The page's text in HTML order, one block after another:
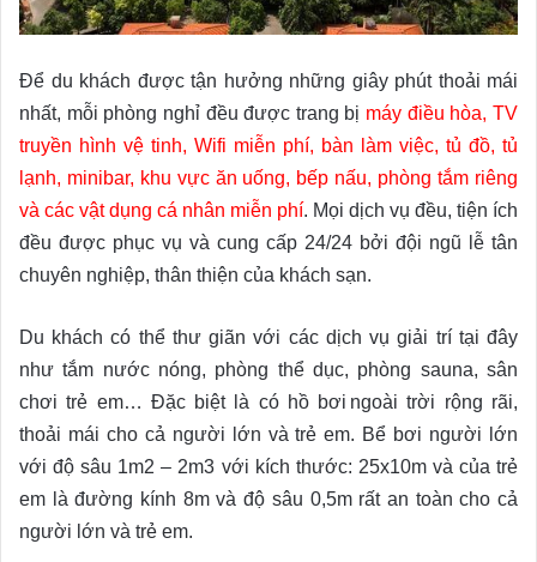
Để du khách được tận hưởng những giây phút thoải mái
nhất, mỗi phòng nghỉ đều được trang bị máy điều hòa, TV
truyền hình vệ tinh, Wifi miễn phí, bàn làm việc, tủ đồ, tủ
lạnh, minibar, khu vực ăn uống, bếp nấu, phòng tắm riêng
và các vật dụng cá nhân miễn phí. Mọi dịch vụ đều, tiện ích
đều được phục vụ và cung cấp 24/24 bởi đội ngũ lễ tân
chuyên nghiệp, thân thiện của khách sạn.
Du khách có thể thư giãn với các dịch vụ giải trí tại đây
như tắm nước nóng, phòng thể dục, phòng sauna, sân
chơi trẻ em… Đặc biệt là có hồ bơi ngoài trời rộng rãi,
thoải mái cho cả người lớn và trẻ em. Bể bơi người lớn
với độ sâu 1m2 – 2m3 với kích thước: 25x10m và của trẻ
em là đường kính 8m và độ sâu 0,5m rất an toàn cho cả
người lớn và trẻ em.